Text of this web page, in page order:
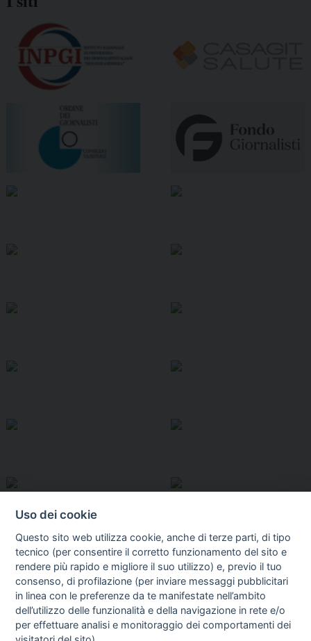
I libri Vedi tutti
Uso dei cookie
Questo sito web utilizza cookie, anche di terze parti, di tipo
tecnico (per consentire il corretto funzionamento del sito e
rendere più rapido e migliore il suo utilizzo) e, previo il tuo
consenso, di profilazione (per inviare messaggi pubblicitari
in linea con le preferenze da te manifestate nell’ambito
dell’utilizzo delle funzionalità e della navigazione in rete e/o
per effettuare analisi e monitoraggio dei comportamenti dei